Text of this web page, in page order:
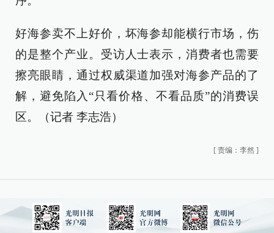
好海参卖不上好价，坏海参却能横行市场，伤
的是整个产业。受访人士表示，消费者也需要
擦亮眼睛，通过权威渠道加强对海参产品的了
解，避免陷入“只看价格、不看品质”的消费误
区。（记者 李志浩）
[ 责编：李然 ]